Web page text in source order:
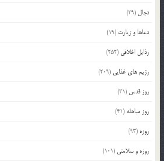
دجال (29)
دعاها و زیارت (19)
رذایل اخلاقی (252)
رژیم های غذایی (209)
روز قدس (31)
روز مباهله (41)
روزه (93)
روزه و سلامتی (101)